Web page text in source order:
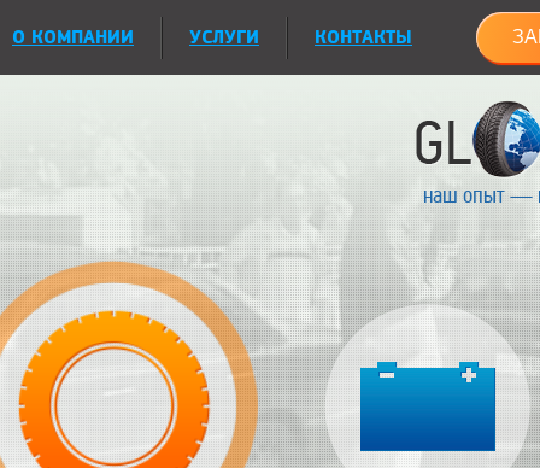
О КОМПАНИИ УСЛУГИ КОНТАКТЫ
наш опыт —